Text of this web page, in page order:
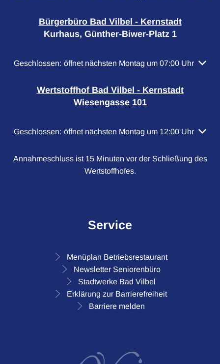
Bürgerbüro Bad Vilbel - Kernstadt
Kurhaus, Günther-Biwer-Platz 1
Klicken, um weitere Öffnungs- oder Schließzeiten
Geschlossen: öffnet nächsten Montag um 07:00 Uhr
Wertstoffhof Bad Vilbel - Kernstadt
Wiesengasse 101
Klicken, um weitere Öffnungs- oder Schließzeiten
Geschlossen: öffnet nächsten Montag um 12:00 Uhr
Annahmeschluss ist 15 Minuten vor der Schließung des
Wertstoffhofes.
Service
Menüplan Betriebsrestaurant
Newsletter Seniorenbüro
Stadtwerke Bad Vilbel
Erklärung zur Barrierefreiheit
Barriere melden